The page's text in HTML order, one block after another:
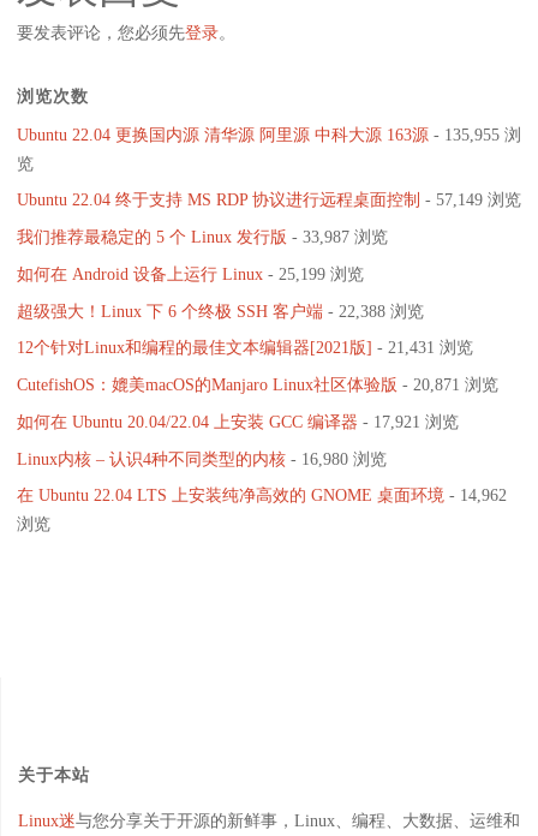
要发表评论，您必须先登录。
浏览次数
Ubuntu 22.04 更换国内源 清华源 阿里源 中科大源 163源- 135,955 浏
览
Ubuntu 22.04 终于支持 MS RDP 协议进行远程桌面控制 - 57,149 浏览
我们推荐最稳定的 5 个 Linux 发行版 - 33,987 浏览
如何在 Android 设备上运行 Linux- 25,199 浏览
超级强大！Linux 下 6 个终极 SSH 客户端- 22,388 浏览
12个针对Linux和编程的最佳文本编辑器[2021版] - 21,431 浏览
CutefishOS：媲美macOS的Manjaro Linux社区体验版 - 20,871 浏览
如何在 Ubuntu 20.04/22.04 上安装 GCC 编译器 - 17,921 浏览
Linux内核 – 认识4种不同类型的内核- 16,980 浏览
在 Ubuntu 22.04 LTS 上安装纯净高效的 GNOME 桌面环境- 14,962
浏览
关于本站
Linux迷与您分享关于开源的新鲜事，Linux、编程、大数据、运维和